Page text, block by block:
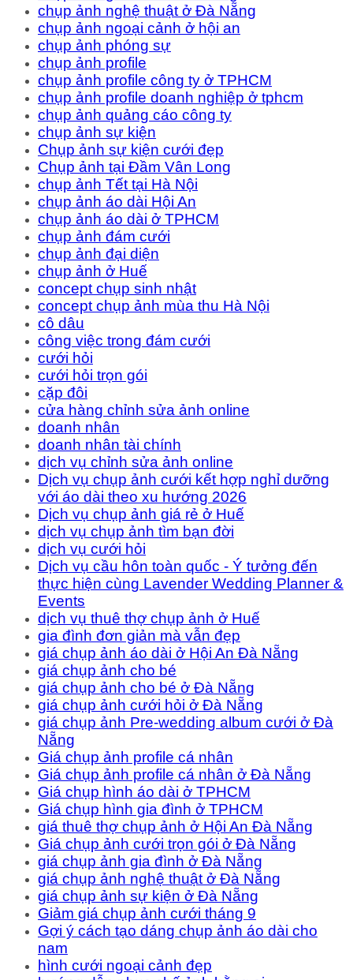
chụp ảnh nghệ thuật ở Đà Nẵng
chụp ảnh ngoại cảnh ở hội an
chụp ảnh phóng sự
chụp ảnh profile
chụp ảnh profile công ty ở TPHCM
chụp ảnh profile doanh nghiệp ở tphcm
chụp ảnh quảng cáo công ty
chụp ảnh sự kiện
Chụp ảnh sự kiện cưới đẹp
Chụp ảnh tại Đầm Vân Long
chụp ảnh Tết tại Hà Nội
chụp ảnh áo dài Hội An
chụp ảnh áo dài ở TPHCM
chụp ảnh đám cưới
chụp ảnh đại diện
chụp ảnh ở Huế
concept chụp sinh nhật
concept chụp ảnh mùa thu Hà Nội
cô dâu
công việc trong đám cưới
cưới hỏi
cưới hỏi trọn gói
cặp đôi
cửa hàng chỉnh sửa ảnh online
doanh nhân
doanh nhân tài chính
dịch vụ chỉnh sửa ảnh online
Dịch vụ chụp ảnh cưới kết hợp nghỉ dưỡng
với áo dài theo xu hướng 2026
Dịch vụ chụp ảnh giá rẻ ở Huế
dịch vụ chụp ảnh tìm bạn đời
dịch vụ cưới hỏi
Dịch vụ cầu hôn toàn quốc - Ý tưởng đến
thực hiện cùng Lavender Wedding Planner &
Events
dịch vụ thuê thợ chụp ảnh ở Huế
gia đình đơn giản mà vẫn đẹp
giá chụp ảnh áo dài ở Hội An Đà Nẵng
giá chụp ảnh cho bé
giá chụp ảnh cho bé ở Đà Nẵng
giá chụp ảnh cưới hỏi ở Đà Nẵng
giá chụp ảnh Pre-wedding album cưới ở Đà
Nẵng
Giá chụp ảnh profile cá nhân
Giá chụp ảnh profile cá nhân ở Đà Nẵng
Giá chụp hình áo dài ở TPHCM
Giá chụp hình gia đình ở TPHCM
giá thuê thợ chụp ảnh ở Hội An Đà Nẵng
Giá chụp ảnh cưới trọn gói ở Đà Nẵng
giá chụp ảnh gia đình ở Đà Nẵng
giá chụp ảnh nghệ thuật ở Đà Nẵng
giá chụp ảnh sự kiện ở Đà Nẵng
Giảm giá chụp ảnh cưới tháng 9
Gợi ý cách tạo dáng chụp ảnh áo dài cho
nam
hình cưới ngoại cảnh đẹp